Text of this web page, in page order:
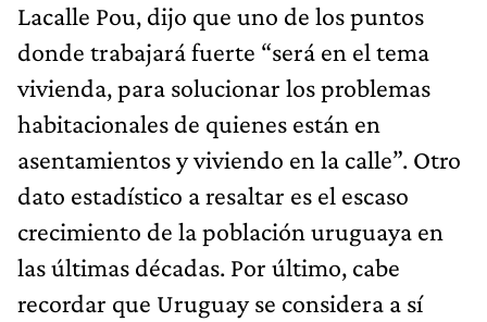
Lacalle Pou, dijo que uno de los puntos
donde trabajará fuerte “será en el tema
vivienda, para solucionar los problemas
habitacionales de quienes están en
asentamientos y viviendo en la calle”. Otro
dato estadístico a resaltar es el escaso
crecimiento de la población uruguaya en
las últimas décadas. Por último, cabe
recordar que Uruguay se considera a sí